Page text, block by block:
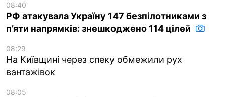
08:40
РФ атакувала Україну 147 безпілотниками з
п’яти напрямків: знешкоджено 114 цілей
08:29
На Київщині через спеку обмежили рух
вантажівок
08:05